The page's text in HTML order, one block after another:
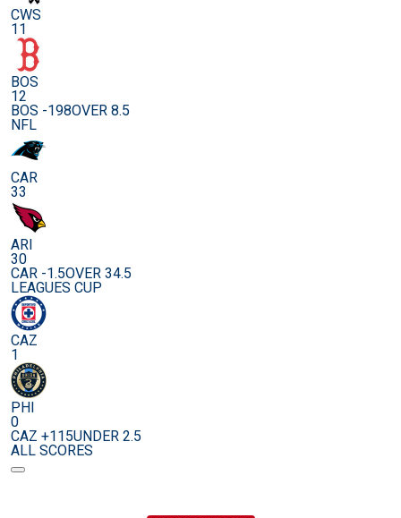
CWS
11
BOS
12
BOS -198OVER 8.5
NFL
CAR
33
ARI
30
CAR -1.5OVER 34.5
LEAGUES CUP
CAZ
1
PHI
0
CAZ +115UNDER 2.5
ALL SCORES